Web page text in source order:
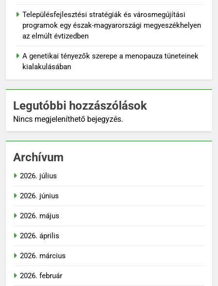
Településfejlesztési stratégiák és városmegújítási
programok egy észak-magyarországi megyeszékhelyen
az elmúlt évtizedben
A genetikai tényezők szerepe a menopauza tüneteinek
kialakulásában
Legutóbbi hozzászólások
Nincs megjeleníthető bejegyzés.
Archívum
2026. július
2026. június
2026. május
2026. április
2026. március
2026. február